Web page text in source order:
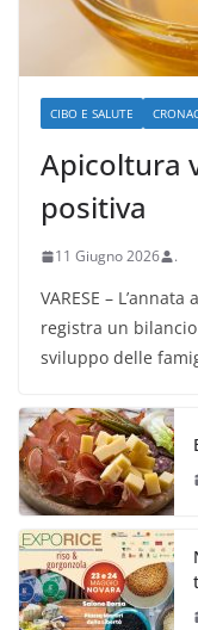
CIBO E SALUTE
Apicoltura
positiva
11 Giugno 2026 .
VARESE –
registra un
sviluppo delle